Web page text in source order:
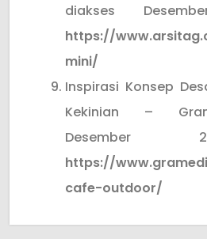
diakses
https://
mini/
Inspirasi Konsep
Kekinian –
Desember
https://
cafe-outdoor/